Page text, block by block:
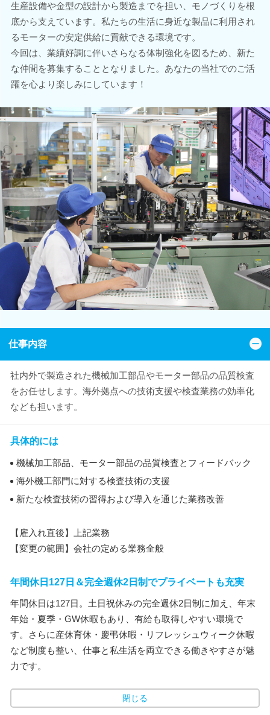
生産設備や金型の設計から製造までを担い、モノづくりを根
底から支えています。私たちの生活に身近な製品に利用され
るモーターの安定供給に貢献できる環境です。
今回は、業績好調に伴いさらなる体制強化を図るため、新た
な仲間を募集することとなりました。あなたの当社でのご活
躍を心より楽しみにしています！
仕事内容
社内外で製造された機械加工部品やモーター部品の品質検査
をお任せします。海外拠点への技術支援や検査業務の効率化
なども担います。
具体的には
機械加工部品、モーター部品の品質検査とフィードバック
海外機工部門に対する検査技術の支援
新たな検査技術の習得および導入を通じた業務改善
【雇入れ直後】上記業務
【変更の範囲】会社の定める業務全般
年間休日127日＆完全週休2日制でプライベートも充実
年間休日は127日。土日祝休みの完全週休2日制に加え、年末
年始・夏季・GW休暇もあり、有給も取得しやすい環境で
す。さらに産休育休・慶弔休暇・リフレッシュウィーク休暇
など制度も整い、仕事と私生活を両立できる働きやすさが魅
力です。
閉じる